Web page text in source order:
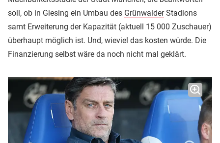
soll, ob in Giesing ein Umbau des GrünwalderStadions
samt Erweiterung der Kapazität (aktuell 15 000 Zuschauer)
überhaupt möglich ist. Und, wieviel das kosten würde. Die
Finanzierung selbst wäre da noch nicht mal geklärt.